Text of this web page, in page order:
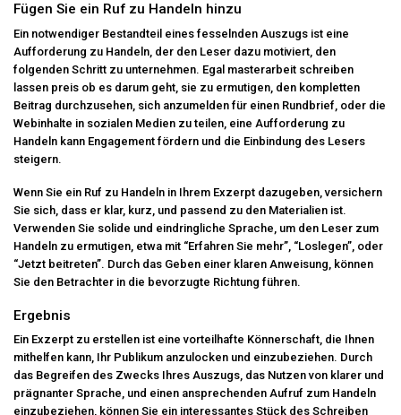
Fügen Sie ein Ruf zu Handeln hinzu
Ein notwendiger Bestandteil eines fesselnden Auszugs ist eine
Aufforderung zu Handeln, der den Leser dazu motiviert, den
folgenden Schritt zu unternehmen. Egal masterarbeit schreiben
lassen preis ob es darum geht, sie zu ermutigen, den kompletten
Beitrag durchzusehen, sich anzumelden für einen Rundbrief, oder die
Webinhalte in sozialen Medien zu teilen, eine Aufforderung zu
Handeln kann Engagement fördern und die Einbindung des Lesers
steigern.
Wenn Sie ein Ruf zu Handeln in Ihrem Exzerpt dazugeben, versichern
Sie sich, dass er klar, kurz, und passend zu den Materialien ist.
Verwenden Sie solide und eindringliche Sprache, um den Leser zum
Handeln zu ermutigen, etwa mit “Erfahren Sie mehr”, “Loslegen”, oder
“Jetzt beitreten”. Durch das Geben einer klaren Anweisung, können
Sie den Betrachter in die bevorzugte Richtung führen.
Ergebnis
Ein Exzerpt zu erstellen ist eine vorteilhafte Könnerschaft, die Ihnen
mithelfen kann, Ihr Publikum anzulocken und einzubeziehen. Durch
das Begreifen des Zwecks Ihres Auszugs, das Nutzen von klarer und
prägnanter Sprache, und einen ansprechenden Aufruf zum Handeln
einzubeziehen, können Sie ein interessantes Stück des Schreiben